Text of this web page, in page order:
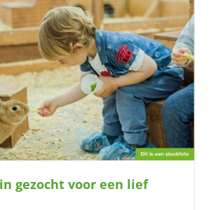
gezocht voor een lief